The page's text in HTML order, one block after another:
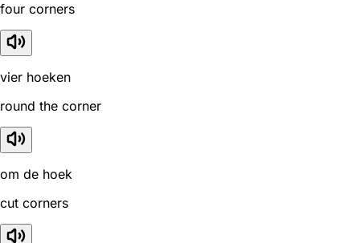
four corners
vier hoeken
round the corner
om de hoek
cut corners